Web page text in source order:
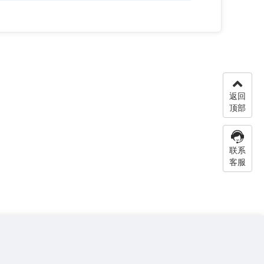
返回
顶部
联系
客服